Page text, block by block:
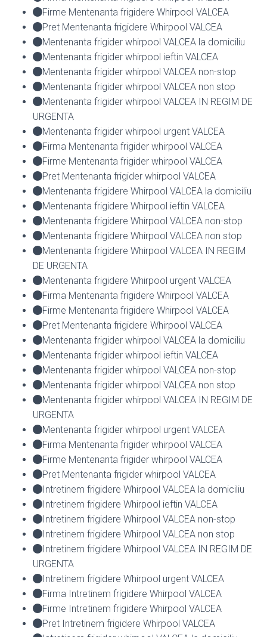
Firme Mentenanta frigidere Whirpool VALCEA
Pret Mentenanta frigidere Whirpool VALCEA
Mentenanta frigider whirpool VALCEA la domiciliu
Mentenanta frigider whirpool ieftin VALCEA
Mentenanta frigider whirpool VALCEA non-stop
Mentenanta frigider whirpool VALCEA non stop
Mentenanta frigider whirpool VALCEA IN REGIM DE
URGENTA
Mentenanta frigider whirpool urgent VALCEA
Firma Mentenanta frigider whirpool VALCEA
Firme Mentenanta frigider whirpool VALCEA
Pret Mentenanta frigider whirpool VALCEA
Mentenanta frigidere Whirpool VALCEA la domiciliu
Mentenanta frigidere Whirpool ieftin VALCEA
Mentenanta frigidere Whirpool VALCEA non-stop
Mentenanta frigidere Whirpool VALCEA non stop
Mentenanta frigidere Whirpool VALCEA IN REGIM
DE URGENTA
Mentenanta frigidere Whirpool urgent VALCEA
Firma Mentenanta frigidere Whirpool VALCEA
Firme Mentenanta frigidere Whirpool VALCEA
Pret Mentenanta frigidere Whirpool VALCEA
Mentenanta frigider whirpool VALCEA la domiciliu
Mentenanta frigider whirpool ieftin VALCEA
Mentenanta frigider whirpool VALCEA non-stop
Mentenanta frigider whirpool VALCEA non stop
Mentenanta frigider whirpool VALCEA IN REGIM DE
URGENTA
Mentenanta frigider whirpool urgent VALCEA
Firma Mentenanta frigider whirpool VALCEA
Firme Mentenanta frigider whirpool VALCEA
Pret Mentenanta frigider whirpool VALCEA
Intretinem frigidere Whirpool VALCEA la domiciliu
Intretinem frigidere Whirpool ieftin VALCEA
Intretinem frigidere Whirpool VALCEA non-stop
Intretinem frigidere Whirpool VALCEA non stop
Intretinem frigidere Whirpool VALCEA IN REGIM DE
URGENTA
Intretinem frigidere Whirpool urgent VALCEA
Firma Intretinem frigidere Whirpool VALCEA
Firme Intretinem frigidere Whirpool VALCEA
Pret Intretinem frigidere Whirpool VALCEA